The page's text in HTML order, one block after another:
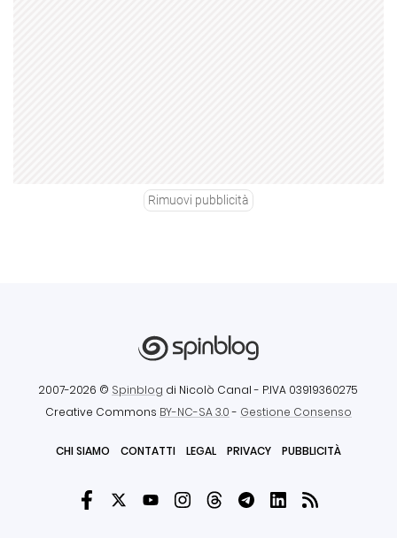
Rimuovi pubblicità
2007-2026 © Spinblog di Nicolò Canal - P.IVA 03919360275
Creative Commons BY-NC-SA 3.0- Gestione Consenso
CHI SIAMO CONTATTI LEGAL PRIVACY PUBBLICITÀ